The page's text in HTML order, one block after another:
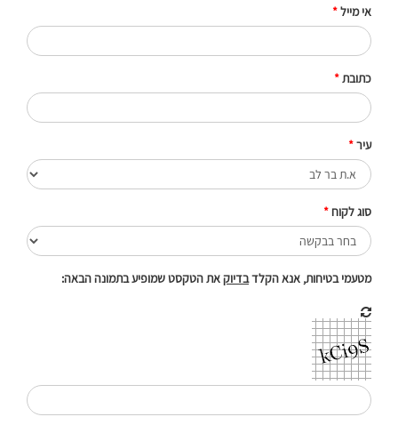
אי מייל*
כתובת*
עיר*
סוג לקוח*
מטעמי בטיחות, אנא הקלדבדיוקאת הטקסט שמופיע בתמונה הבאה: